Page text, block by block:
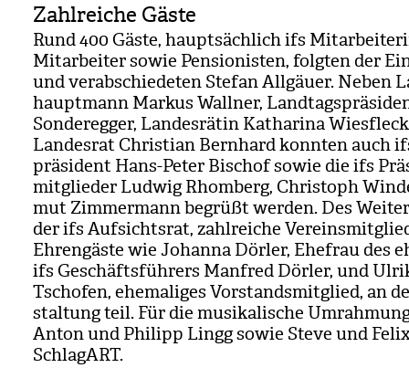
Zahlreiche Gäste
Rund 400 Gäste, haupt­säch­lich ifs
Mit­ar­bei­ter sowie Pen­sio­nis­ten, folg­ten der
und ver­ab­schie­de­ten Ste­fan All­gäuer. Neben
haupt­mann Mar­kus Wall­ner,
Son­de­reg­ger, Lan­des­rä­tin Katha­rina
Lan­des­rat Chris­tian Bern­hard konn­ten auch
prä­si­dent Hans-Peter Bischof sowie die ifs
mit­glie­der Lud­wig Rhom­berg, Chris­toph
mut Zim­mer­mann begrüßt wer­den. Des
der ifs Auf­sichts­rat, zahl­rei­che
Ehren­gäste wie Johanna Dör­ler, Ehe­frau des
ifs Geschäfts­füh­rers Man­fred Dör­ler, und
Tschofen, ehe­ma­li­ges Vor­stands­mit­glied, an
stal­tung teil. Für die musi­ka­li­sche
Anton und Phil­ipp Lingg sowie Steve und
Schlag­ART.